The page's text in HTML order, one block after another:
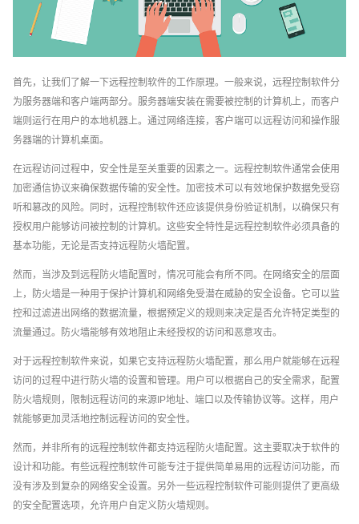
首先，让我们了解一下远程控制软件的工作原理。一般来说，远程控制软件分
为服务器端和客户端两部分。服务器端安装在需要被控制的计算机上，而客户
端则运行在用户的本地机器上。通过网络连接，客户端可以远程访问和操作服
务器端的计算机桌面。
在远程访问过程中，安全性是至关重要的因素之一。远程控制软件通常会使用
加密通信协议来确保数据传输的安全性。加密技术可以有效地保护数据免受窃
听和篡改的风险。同时，远程控制软件还应该提供身份验证机制，以确保只有
授权用户能够访问被控制的计算机。这些安全特性是远程控制软件必须具备的
基本功能，无论是否支持远程防火墙配置。
然而，当涉及到远程防火墙配置时，情况可能会有所不同。在网络安全的层面
上，防火墙是一种用于保护计算机和网络免受潜在威胁的安全设备。它可以监
控和过滤进出网络的数据流量，根据预定义的规则来决定是否允许特定类型的
流量通过。防火墙能够有效地阻止未经授权的访问和恶意攻击。
对于远程控制软件来说，如果它支持远程防火墙配置，那么用户就能够在远程
访问的过程中进行防火墙的设置和管理。用户可以根据自己的安全需求，配置
防火墙规则，限制远程访问的来源IP地址、端口以及传输协议等。这样，用户
就能够更加灵活地控制远程访问的安全性。
然而，并非所有的远程控制软件都支持远程防火墙配置。这主要取决于软件的
设计和功能。有些远程控制软件可能专注于提供简单易用的远程访问功能，而
没有涉及到复杂的网络安全设置。另外一些远程控制软件可能则提供了更高级
的安全配置选项，允许用户自定义防火墙规则。